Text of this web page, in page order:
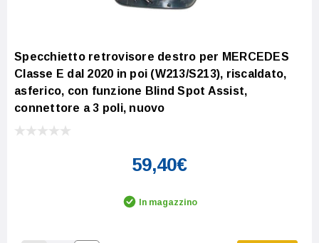
Specchietto retrovisore destro per MERCEDES
Classe E dal 2020 in poi (W213/S213), riscaldato,
asferico, con funzione Blind Spot Assist,
connettore a 3 poli, nuovo
59,40€
In magazzino